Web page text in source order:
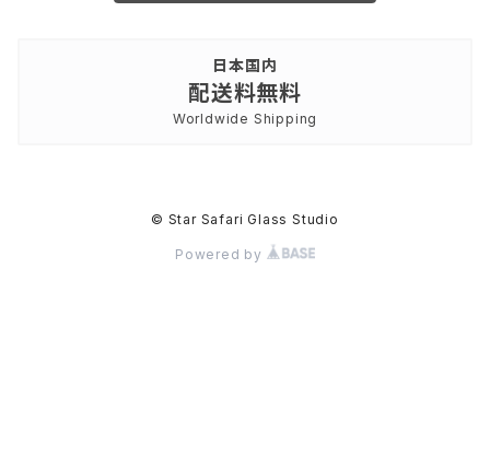
日本国内
配送料無料
Worldwide Shipping
© Star Safari Glass Studio
Powered by